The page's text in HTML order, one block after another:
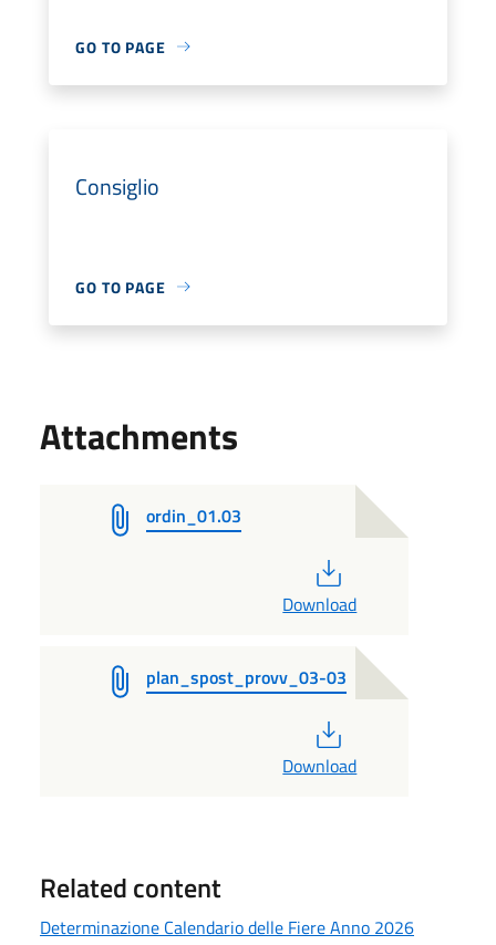
GO TO PAGE
Consiglio
GO TO PAGE
Attachments
ordin_01.03
Download
plan_spost_provv_03-03
Download
Related content
Determinazione Calendario delle Fiere Anno 2026